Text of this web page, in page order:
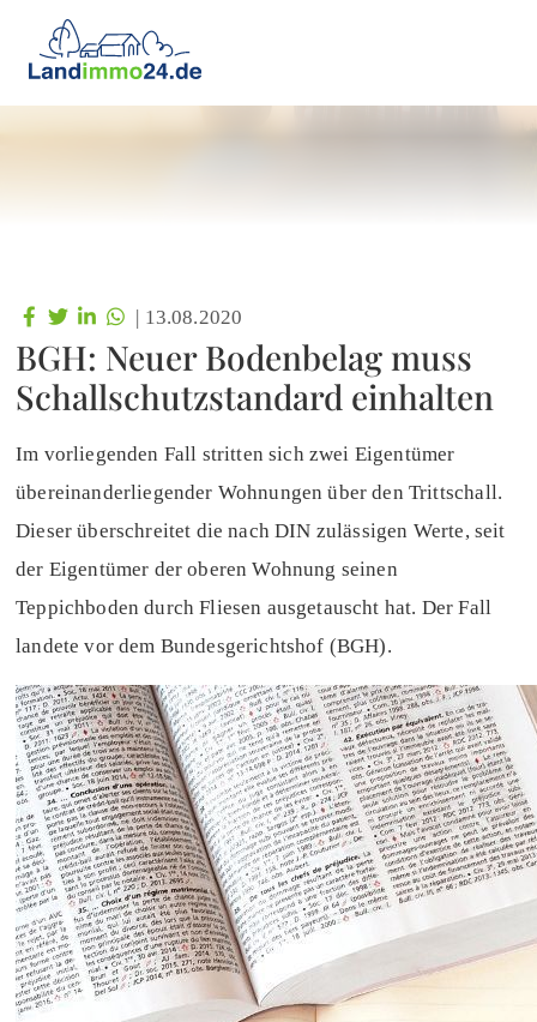
| 13.08.2020
BGH: Neuer Bodenbelag muss
Schallschutzstandard einhalten
Im vorliegenden Fall stritten sich zwei Eigentümer
übereinanderliegender Wohnungen über den Trittschall.
Dieser überschreitet die nach DIN zulässigen Werte, seit
der Eigentümer der oberen Wohnung seinen
Teppichboden durch Fliesen ausgetauscht hat. Der Fall
landete vor dem Bundesgerichtshof (BGH).